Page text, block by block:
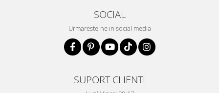
SOCIAL
Urmareste-ne in social media
SUPORT CLIENTI